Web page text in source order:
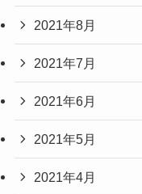
2021年8月
2021年7月
2021年6月
2021年5月
2021年4月